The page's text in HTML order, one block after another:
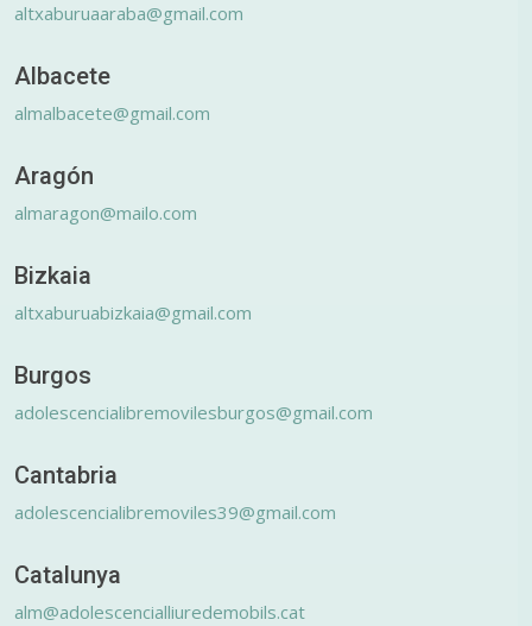
altxaburuaaraba@gmail.com
Albacete
almalbacete@gmail.com
Aragón
almaragon@mailo.com
Bizkaia
altxaburuabizkaia@gmail.com
Burgos
adolescencialibremovilesburgos@gmail.com
Cantabria
adolescencialibremoviles39@gmail.com
Catalunya
alm@adolescencialliuredemobils.cat